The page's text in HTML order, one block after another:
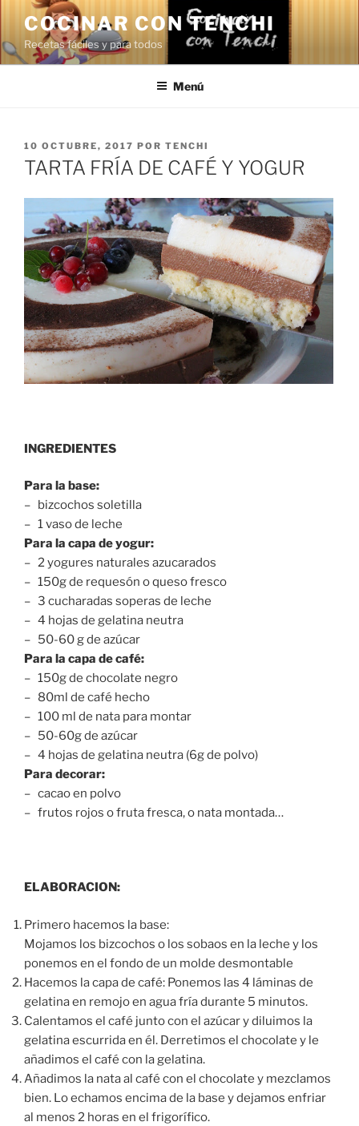
Saltar
contenido
COCINAR CON TENCHI
Recetas fáciles y para todos
Menú
PUBLICADO
EL
10 OCTUBRE, 2017 POR TENCHI
TARTA FRÍA DE CAFÉ Y YOGUR
INGREDIENTES
Para la base:
– bizcochos soletilla
– 1 vaso de leche
Para la capa de yogur:
– 2 yogures naturales azucarados
– 150g de requesón o queso fresco
– 3 cucharadas soperas de leche
– 4 hojas de gelatina neutra
– 50-60 g de azúcar
Para la capa de café:
– 150g de chocolate negro
– 80ml de café hecho
– 100 ml de nata para montar
– 50-60g de azúcar
– 4 hojas de gelatina neutra (6g de polvo)
Para decorar:
– cacao en polvo
– frutos rojos o fruta fresca, o nata montada…
ELABORACION:
Primero hacemos la base:
Mojamos los bizcochos o los sobaos en la leche y los
ponemos en el fondo de un molde desmontable
Hacemos la capa de café: Ponemos las 4 láminas de
gelatina en remojo en agua fría durante 5 minutos.
Calentamos el café junto con el azúcar y diluimos la
gelatina escurrida en él. Derretimos el chocolate y le
añadimos el café con la gelatina.
Añadimos la nata al café con el chocolate y mezclamos
bien. Lo echamos encima de la base y dejamos enfriar
al menos 2 horas en el frigorífico.